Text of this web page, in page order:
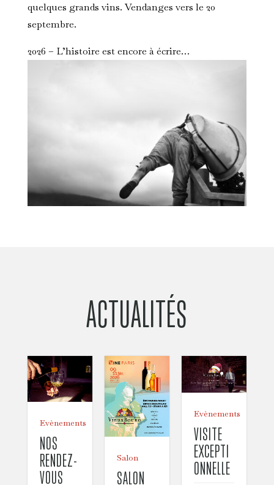
quelques grands vins. Vendanges vers le 20
septembre.
2026 – L’histoire est encore à écrire…
ACTUALITÉS
Evènements
NOS
RENDEZ-
VOUS
Salon
SALON
Evènements
VISITE
EXCEPTI
ONNELLE